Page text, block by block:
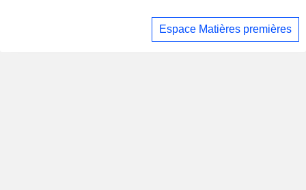
Espace Matières premières